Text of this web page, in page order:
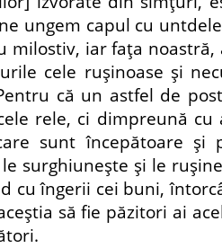
ungem capul cu
milostiv, iar faţa noastră,
cele ruşinoase şi
că un astfel de
rele, ci dimpreună cu
sunt începătoare şi
surghiuneşte şi le
cu îngerii cei buni,
să fie păzitori ai